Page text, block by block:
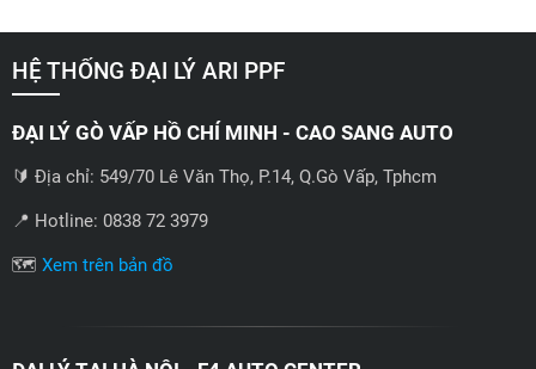
HỆ THỐNG ĐẠI LÝ ARI PPF
ĐẠI LÝ GÒ VẤP HỒ CHÍ MINH - CAO SANG AUTO
🔰 Địa chỉ: 549/70 Lê Văn Thọ, P.14, Q.Gò Vấp, Tphcm
📍 Hotline: 0838 72 3979
🗺️ Xem trên bản đồ